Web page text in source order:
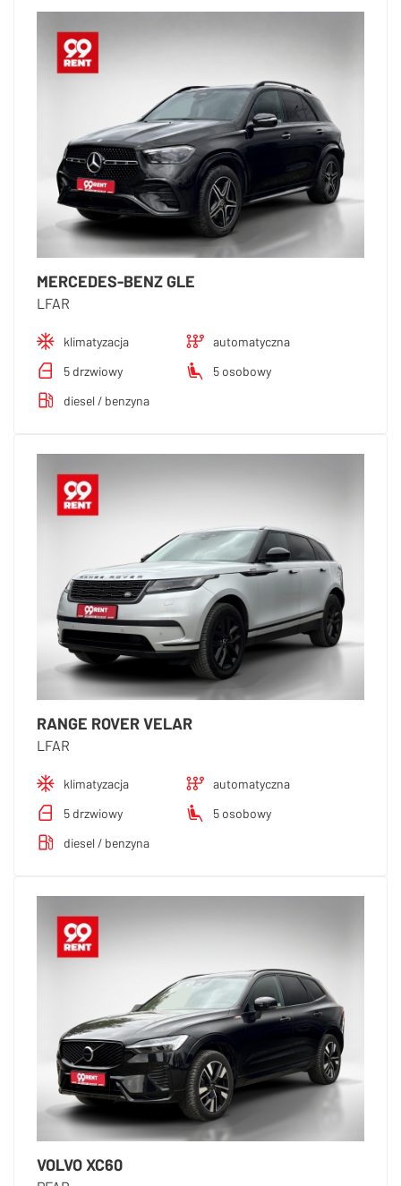
MERCEDES-BENZ GLE
LFAR
klimatyzacja
automatyczna
5 drzwiowy
5 osobowy
diesel / benzyna
RANGE ROVER VELAR
LFAR
klimatyzacja
automatyczna
5 drzwiowy
5 osobowy
diesel / benzyna
VOLVO XC60